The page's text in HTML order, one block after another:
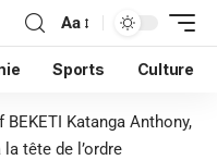
Aa
Sports Culture
Katanga Anthony,
tête de l’ordre